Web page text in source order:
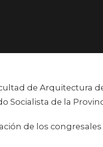
de Arquitectura
Socialista de la
de los